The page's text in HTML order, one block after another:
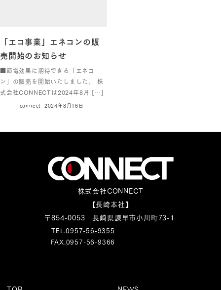
「エコ事業」エネコンの販
売開始のお知らせ
■節電効果に期待できる「エネコ
ン」の販売を開始いたしました。 株
式会社CONNECTは2024年8月 […]
connect 2024年8月16日
株式会社CONNECT
【長崎本社】
〒854-0053 長崎県諫早市小川町73-1
TEL.0957-56-9355
FAX.0957-56-9366